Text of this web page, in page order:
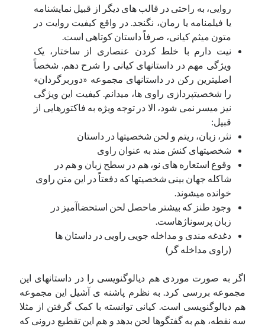
شب و روز
آگوست 2026
ش ی س چ پ ج
1
4
7
10
14
15
16
17
18
19
20
21
22
23
24
25
26
27
28
29
« نوامبر
روایی، به راحتی در قالب­ های دیگر از قبیل نمایشنامه
یا فیلم­نامه یا رمان، نگنجد. در واقع کیفیت روایت در
متون میثم کیانی، صرفاً داستان کوتاهی است.
نیت دارم با خلط ­کردن عنصاری از ساختار، یک
ویژگی مهم در داستان­های کیانی را شرح دهم. شخصاً
اصلی­ترین رکن در داستان­های مجموعه «دوربرگردان»
را شخصیت­پردازی راوی­ ها، می­دانم. کیفیت این ویژگی
نیز میسر نمی­ شود، الا در توجه ویژه به فاکتورهایی از
قبیل:
نثر، زبان، ریتم و لحن شخصیت­ها در داستان
شخصیت­های کنش ­مند به عنوان راوی
وقوع استعاره­ های نو، هم در سطح زبان و هم در
شاکله جهان­ بینی شخصیت­ها که دفعتاً در این متن راوی
خوانده می­شوند.
وجود طنز که بیشتر ماحصل لحن استحضاآمیز در
زبان پرسوناژهاست.
دغدغه­ مندی و مداخله جویی راویی در داستان ها
(راوی مداخله­ گر)
اگر به صورت موردی هم دیالوگ­نویسی را در داستان­های این
مجموعه بررسی کرد. به نظرم پاشنه ­ی آشیل این مجموعه
هم دیالوگ­نویسی است. کیانی توانسته با کمک گرفتن از مثلا
سه نقطه، هم به گفتگوها لحن بدهد و هم این تقطیع درونی که